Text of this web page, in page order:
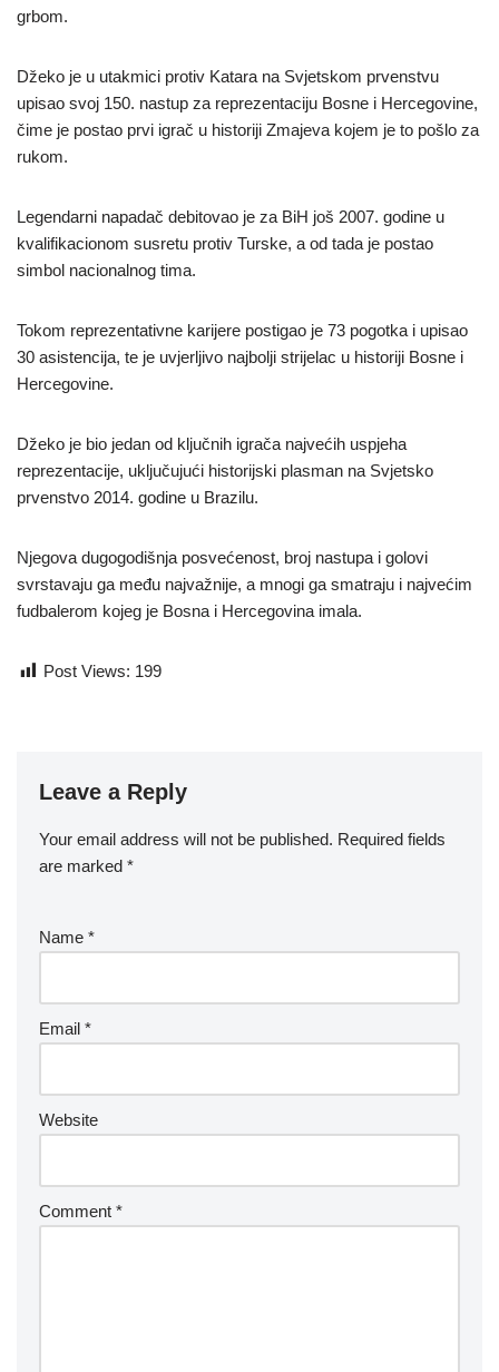
grbom.
Džeko je u utakmici protiv Katara na Svjetskom prvenstvu
upisao svoj 150. nastup za reprezentaciju Bosne i Hercegovine,
čime je postao prvi igrač u historiji Zmajeva kojem je to pošlo za
rukom.
Legendarni napadač debitovao je za BiH još 2007. godine u
kvalifikacionom susretu protiv Turske, a od tada je postao
simbol nacionalnog tima.
Tokom reprezentativne karijere postigao je 73 pogotka i upisao
30 asistencija, te je uvjerljivo najbolji strijelac u historiji Bosne i
Hercegovine.
Džeko je bio jedan od ključnih igrača najvećih uspjeha
reprezentacije, uključujući historijski plasman na Svjetsko
prvenstvo 2014. godine u Brazilu.
Njegova dugogodišnja posvećenost, broj nastupa i golovi
svrstavaju ga među najvažnije, a mnogi ga smatraju i najvećim
fudbalerom kojeg je Bosna i Hercegovina imala.
Post Views: 199
Leave a Reply
Your email address will not be published. Required fields
are marked *
Name *
Email *
Website
Comment *